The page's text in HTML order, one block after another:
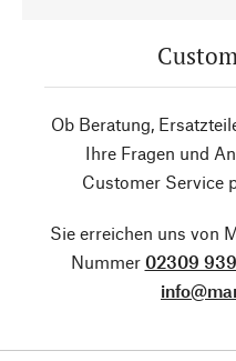
Ob Beratung,
Ihre Fragen und
Customer Service
Sie erreichen uns von
Nummer 02309